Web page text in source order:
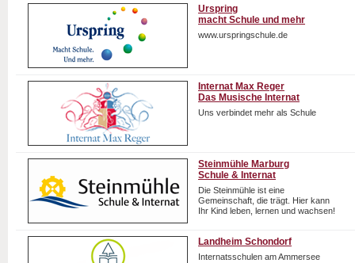
Urspring
macht Schule und mehr
www.urspringschule.de
Internat Max Reger
Das Musische Internat
Uns verbindet mehr als Schule
Steinmühle Marburg
Schule & Internat
Die Steinmühle ist eine
Gemeinschaft, die trägt. Hier kann
Ihr Kind leben, lernen und wachsen!
Landheim Schondorf
Internatsschulen am Ammersee